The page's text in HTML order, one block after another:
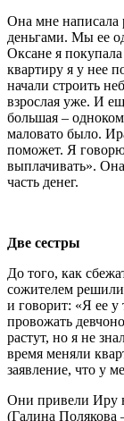
Она мне написала
деньгами. Мы ее
Оксане я
квартиру я у нее
начали строить
взрослая уже. И
большая –
маловато было.
поможет. Я
выплачивать». Она
часть денег.
Две сестры
До того, как
сожителем
и говорит: «Я ее
провожать
растут, но я не
время меняли
заявление, что у
Они привели Иру
(Галина Полякова